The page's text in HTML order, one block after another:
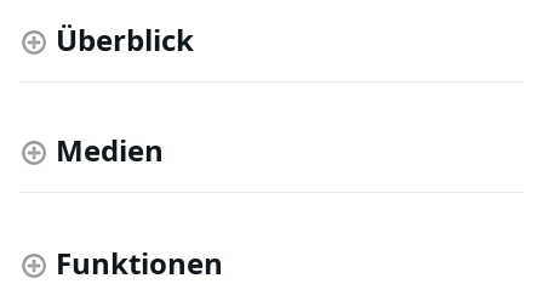
Überblick
Medien
Funktionen